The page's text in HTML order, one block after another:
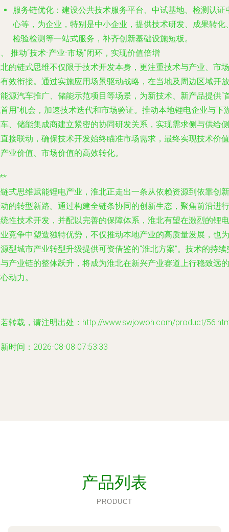
服务链优化 ：建设公共技术服务平台、中试基地、检测认证
心等，为企业，特别是中小企业，提供技术研发、成果转化
检验检测等一站式服务，补齐创新基础设施短板。
推动“技术-产业-市场”闭环，实现价值倍增
的链式思维不仅限于技术开发本身，更注重技术与产业、市场
效衔接。通过实施应用场景驱动战略，在当地及周边区域开放
源汽车推广、储能示范项目等场景，为新技术、新产品提供“
用”机会，加速技术迭代和市场验证。推动本地锂电企业与下
、储能集成商建立紧密的协同研发关系，实现需求侧与供给侧
接联动，确保技术开发始终瞄准市场需求，最终实现技术价值
业价值、市场价值的高效转化。
式思维赋能锂电产业，淮北正走出一条从依赖资源到依靠创新
的转型新路。通过构建全链条协同的创新生态，聚焦前沿进行
性技术开发，并配以完善的保障体系，淮北有望在激烈的锂电
竞争中塑造独特优势，不仅推动本地产业的高质量发展，也为
型城市产业转型升级提供可资借鉴的“淮北方案”。技术的持续
产业链的整体跃升，将成为淮北在新兴产业赛道上行稳致远的
动力。
转载，请注明出处：http://www.swjowoh.com/product/
时间：2026-08-08 07:53:33
产品列表
PRODUCT